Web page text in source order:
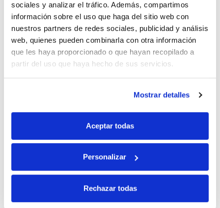
sociales y analizar el tráfico. Además, compartimos
información sobre el uso que haga del sitio web con
nuestros partners de redes sociales, publicidad y análisis
web, quienes pueden combinarla con otra información
que les haya proporcionado o que hayan recopilado a
partir del uso que haya hecho de sus servicios.
Mostrar detalles
Aceptar todas
Personalizar
Rechazar todas
Apúntatea nuestra newsletter para recibir nuestras ofertas
disfruta de
un 10% de descuento en tu primera compra.
Si, he leído y acepto la política de protección de datos.
fines comerciales, legitimación: consentimiento, destinatarios: proveedor de
mensajería online, derechos: Acceder, rectificar y suprimir los datos, así como
otros derechos, como se explica en la información adicional.